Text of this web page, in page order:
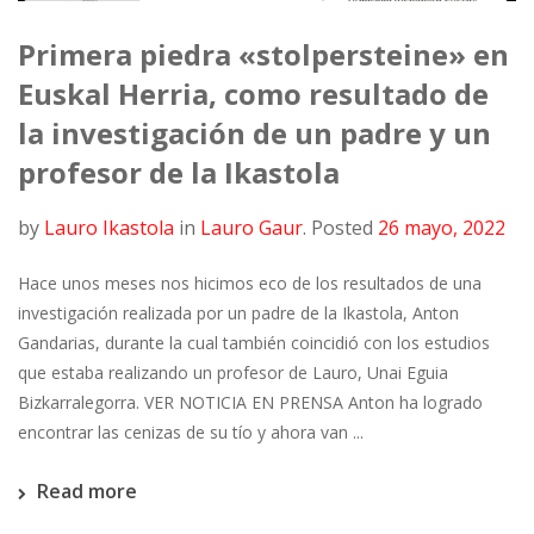
Primera piedra «stolpersteine» en
Euskal Herria, como resultado de
la investigación de un padre y un
profesor de la Ikastola
by Lauro Ikastola in Lauro Gaur. Posted 26 mayo, 2022
Hace unos meses nos hicimos eco de los resultados de una
investigación realizada por un padre de la Ikastola, Anton
Gandarias, durante la cual también coincidió con los estudios
que estaba realizando un profesor de Lauro, Unai Eguia
Bizkarralegorra. VER NOTICIA EN PRENSA Anton ha logrado
encontrar las cenizas de su tío y ahora van ...
Read more